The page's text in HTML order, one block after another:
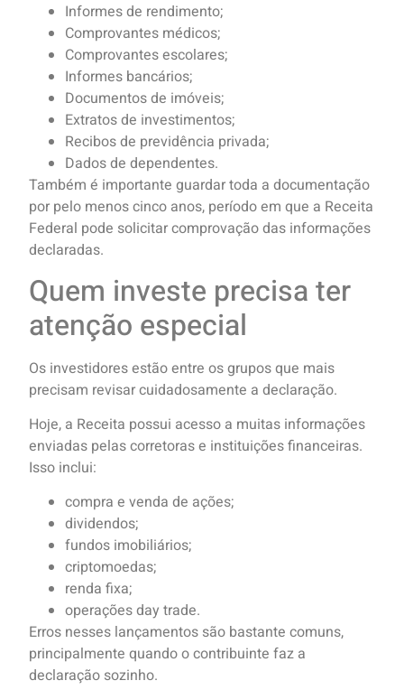
Informes de rendimento;
Comprovantes médicos;
Comprovantes escolares;
Informes bancários;
Documentos de imóveis;
Extratos de investimentos;
Recibos de previdência privada;
Dados de dependentes.
Também é importante guardar toda a documentação
por pelo menos cinco anos, período em que a Receita
Federal pode solicitar comprovação das informações
declaradas.
Quem investe precisa ter
atenção especial
Os investidores estão entre os grupos que mais
precisam revisar cuidadosamente a declaração.
Hoje, a Receita possui acesso a muitas informações
enviadas pelas corretoras e instituições financeiras.
Isso inclui:
compra e venda de ações;
dividendos;
fundos imobiliários;
criptomoedas;
renda fixa;
operações day trade.
Erros nesses lançamentos são bastante comuns,
principalmente quando o contribuinte faz a
declaração sozinho.